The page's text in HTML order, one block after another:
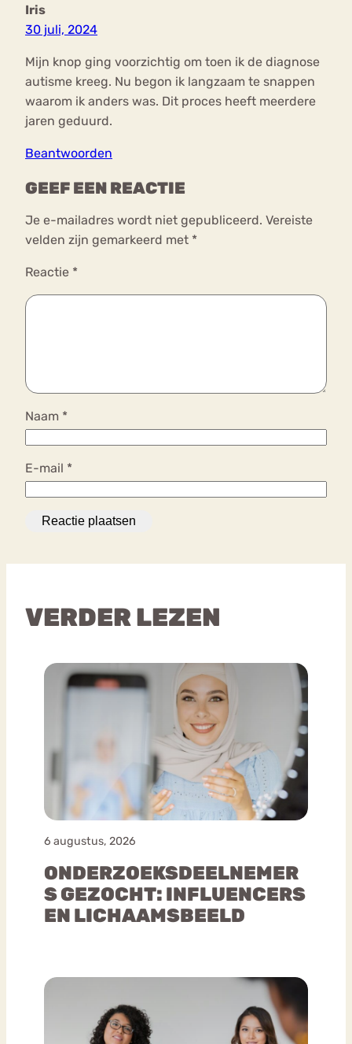
Iris
30 juli, 2024
Mijn knop ging voorzichtig om toen ik de diagnose
autisme kreeg. Nu begon ik langzaam te snappen
waarom ik anders was. Dit proces heeft meerdere
jaren geduurd.
Beantwoorden
GEEF EEN REACTIE
Je e-mailadres wordt niet gepubliceerd. Vereiste
velden zijn gemarkeerd met *
Reactie *
Naam *
E-mail *
VERDER LEZEN
6 augustus, 2026
ONDERZOEKSDEELNEMER
S GEZOCHT: INFLUENCERS
EN LICHAAMSBEELD